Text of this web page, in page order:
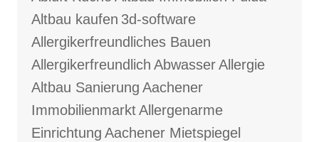
Altbau kaufen 3d-software
Allergikerfreundliches Bauen
Allergikerfreundlich AbwasserAllergie
Altbau Sanierung Aachener
ImmobilienmarktAllergenarme
Einrichtung Aachener Mietspiegel